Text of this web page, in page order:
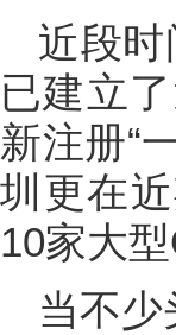
近段时
已建立
新注册“
圳更在
10家大
当不